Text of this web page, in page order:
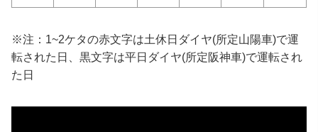
※注：1~2ケタの赤文字は土休日ダイヤ(所定山陽車)で運
転された日、黒文字は平日ダイヤ(所定阪神車)で運転され
た日